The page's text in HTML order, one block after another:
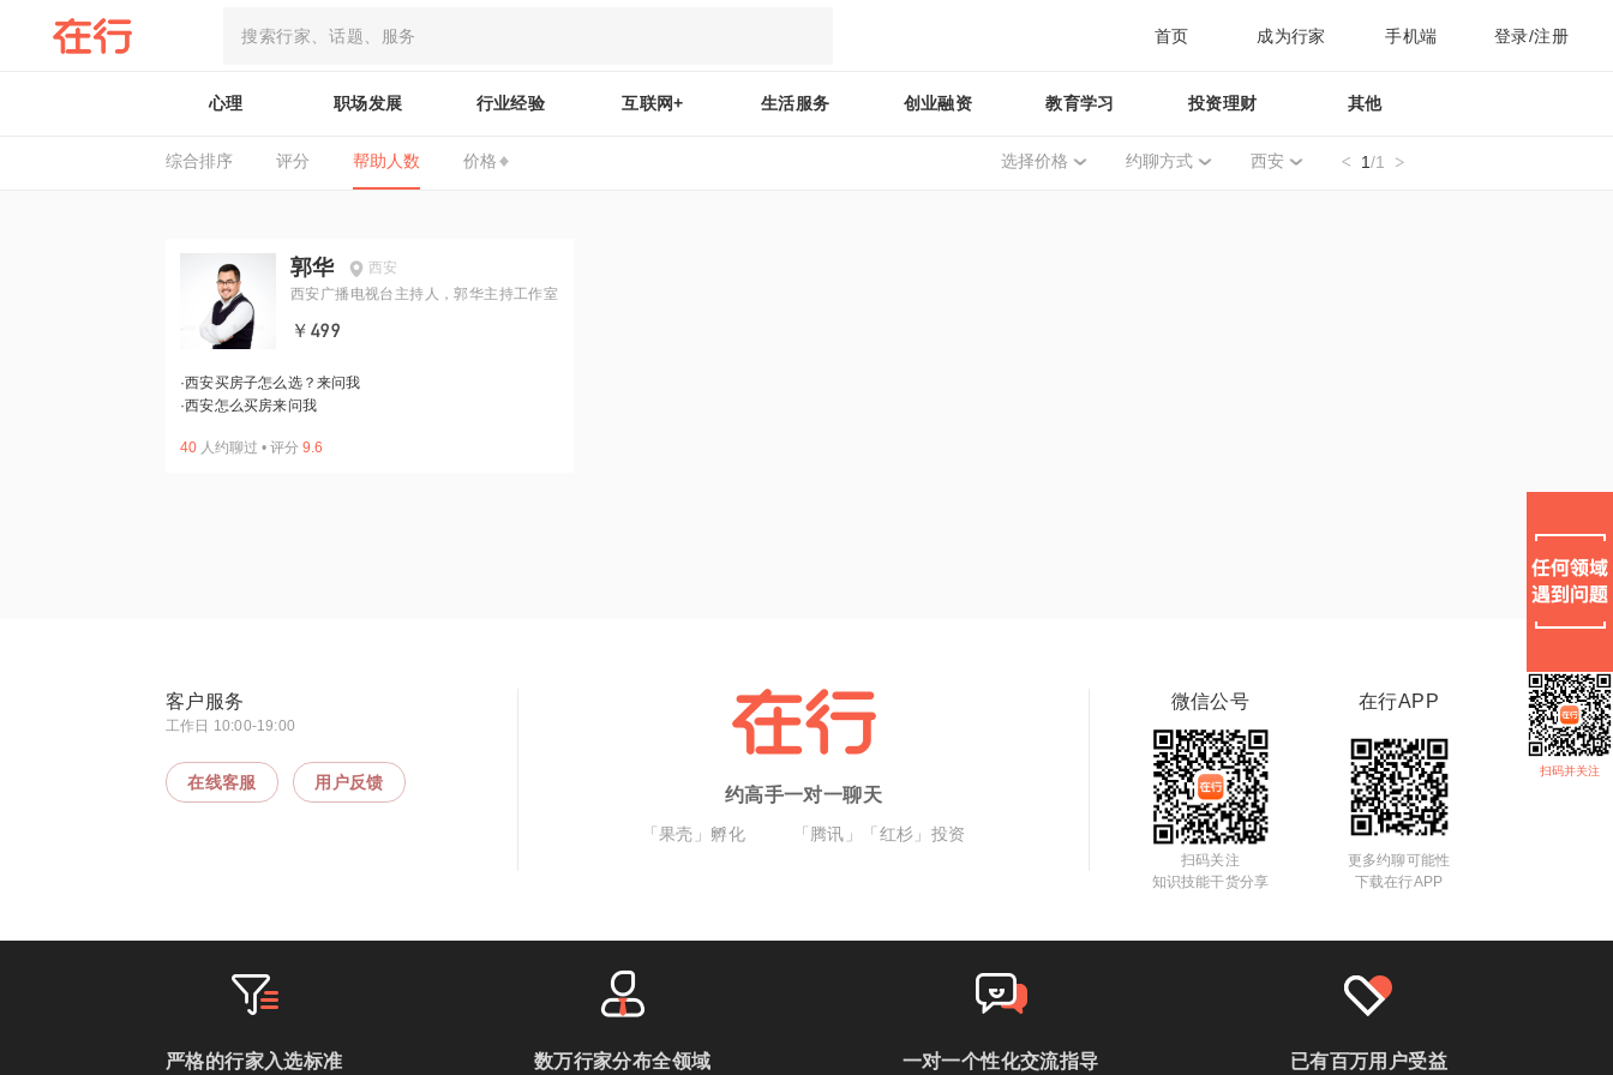
首页 成为行家 手机端 登录/注册
心理 职场发展 行业经验 互联网+ 生活服务 创业融资 教育学习 投资理财 其他
综合排序 评分 帮助人数 价格 选择价格 约聊方式 西安 1/1
郭华
西安
西安广播电视台主持人，郭华主持工作室
￥499
·西安买房子怎么选？来问我
·西安怎么买房来问我
40 人约聊过 • 评分 9.6
扫码并关注
客户服务
工作日 10:00-19:00
在线客服 用户反馈
约高手一对一聊天
「果壳」孵化 「腾讯」「红杉」投资
微信公号
扫码关注
知识技能干货分享
在行APP
更多约聊可能性
下载在行APP
严格的行家入选标准 数万行家分布全领域 一对一个性化交流指导 已有百万用户受益